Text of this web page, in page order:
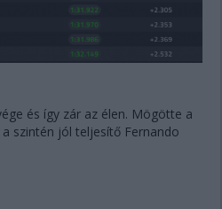
és így zár az élen. Mögötte a
szintén jól teljesítő Fernando